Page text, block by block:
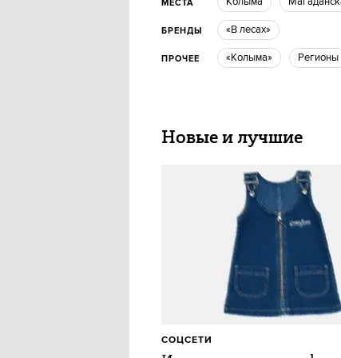
МЕСТА
БРЕНДЫ «В лесах»
ПРОЧЕЕ «Колыма» Регионы
Новые и лучшие
СОЦСЕТИ